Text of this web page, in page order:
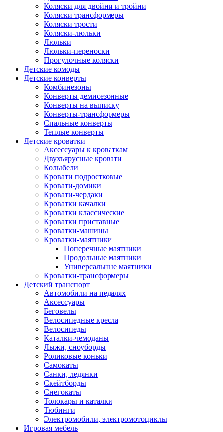
Коляски для двойни и тройни
Коляски трансформеры
Коляски трости
Коляски-люльки
Люльки
Люльки-переноски
Прогулочные коляски
Детские комоды
Детские конверты
Комбинезоны
Конверты демисезонные
Конверты на выписку
Конверты-трансформеры
Спальные конверты
Теплые конверты
Детские кроватки
Аксессуары к кроваткам
Двухъярусные кровати
Колыбели
Кровати подростковые
Кровати-домики
Кровати-чердаки
Кроватки качалки
Кроватки классические
Кроватки приставные
Кроватки-машины
Кроватки-маятники
Поперечные маятники
Продольные маятники
Универсальные маятники
Кроватки-трансформеры
Детский транспорт
Автомобили на педалях
Аксессуары
Беговелы
Велосипедные кресла
Велосипеды
Каталки-чемоданы
Лыжи, сноуборды
Роликовые коньки
Самокаты
Санки, ледянки
Скейтборды
Снегокаты
Толокары и каталки
Тюбинги
Электромобили, электромотоциклы
Игровая мебель